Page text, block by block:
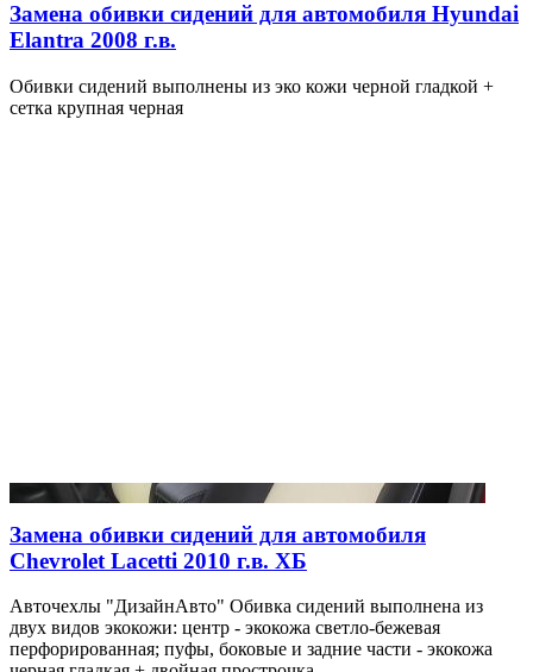
Замена обивки сидений для автомобиля Hyundai
Elantra 2008 г.в.
Обивки сидений выполнены из эко кожи черной гладкой +
сетка крупная черная
Замена обивки сидений для автомобиля
Chevrolet Lacetti 2010 г.в. ХБ
Авточехлы "ДизайнАвто" Обивка сидений выполнена из
двух видов экокожи: центр - экокожа светло-бежевая
перфорированная; пуфы, боковые и задние части - экокожа